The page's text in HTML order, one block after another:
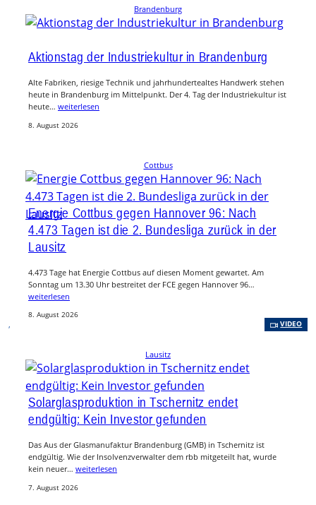
Brandenburg
Aktionstag der Industriekultur in Brandenburg
Alte Fabriken, riesige Technik und jahrhundertealtes Handwerk stehen
heute in Brandenburg im Mittelpunkt. Der 4. Tag der Industriekultur ist
heute… weiterlesen
8. August 2026
Cottbus
, VIDEO
Energie Cottbus gegen Hannover 96: Nach
4.473 Tagen ist die 2. Bundesliga zurück in der
Lausitz
4.473 Tage hat Energie Cottbus auf diesen Moment gewartet. Am
Sonntag um 13.30 Uhr bestreitet der FCE gegen Hannover 96…
weiterlesen
8. August 2026
Lausitz
Solarglasproduktion in Tschernitz endet
endgültig: Kein Investor gefunden
Das Aus der Glasmanufaktur Brandenburg (GMB) in Tschernitz ist
endgültig. Wie der Insolvenzverwalter dem rbb mitgeteilt hat, wurde
kein neuer… weiterlesen
7. August 2026